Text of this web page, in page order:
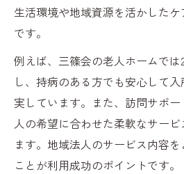
生活環境や地域資源を活かした
です。
例えば、三篠会の老人ホームで
し、持病のある方でも安心して
実しています。また、訪問サポ
人の希望に合わせた柔軟なサー
ます。地域法人のサービス内容
ことが利用成功のポイントです。